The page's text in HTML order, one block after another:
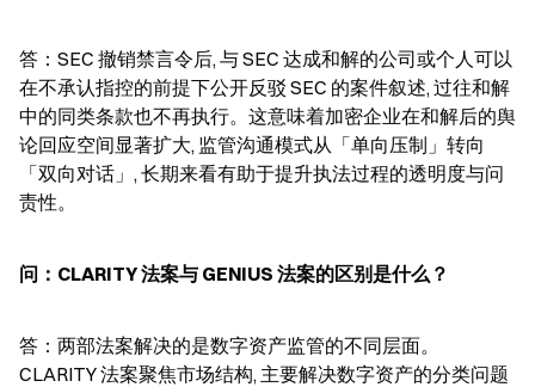
答：SEC 撤销禁言令后, 与 SEC 达成和解的公司或个人可以
在不承认指控的前提下公开反驳 SEC 的案件叙述, 过往和解
中的同类条款也不再执行。这意味着加密企业在和解后的舆
论回应空间显著扩大, 监管沟通模式从「单向压制」转向
「双向对话」, 长期来看有助于提升执法过程的透明度与问
责性。
问：CLARITY 法案与 GENIUS 法案的区别是什么？
答：两部法案解决的是数字资产监管的不同层面。
CLARITY 法案聚焦市场结构, 主要解决数字资产的分类问题